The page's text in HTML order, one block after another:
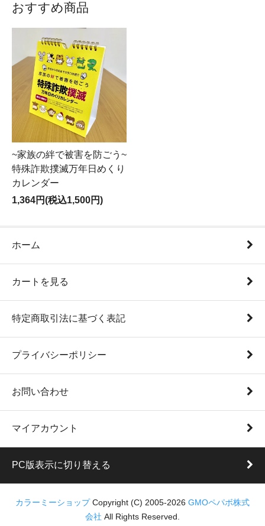
おすすめ商品
~家族の絆で被害を防ごう~
特殊詐欺撲滅万年日めくり
カレンダー
1,364円(税込1,500円)
ホーム
カートを見る
特定商取引法に基づく表記
プライバシーポリシー
お問い合わせ
マイアカウント
PC版表示に切り替える
カラーミーショップ Copyright (C) 2005-2026 GMOペパボ株式
会社 All Rights Reserved.